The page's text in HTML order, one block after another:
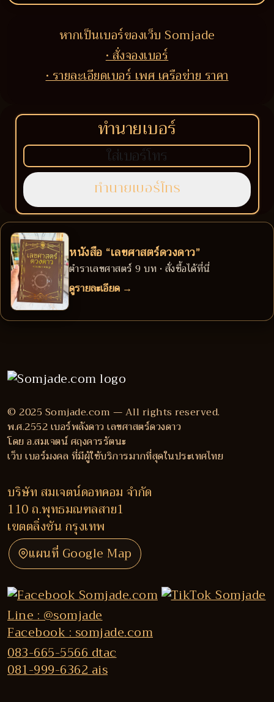
หากเป็นเบอร์ของเว็บ Somjade
• สั่งจองเบอร์
• รายละเอียดเบอร์ เพศ เครือข่าย ราคา
ทำนายเบอร์
หนังสือ “เลขศาสตร์ดวงดาว”
ตำราเลขศาสตร์ 9 บท • สั่งซื้อได้ที่นี่
ดูรายละเอียด →
© 2025 Somjade.com — All rights reserved.
พ.ศ.2552 เบอร์พลังดาว เลขศาสตร์ดวงดาว
โดย อ.สมเจตน์ ศฤงคารรัตนะ
เว็บ เบอร์มงคล ที่มีผู้ใช้บริการมากที่สุดในประเทศไทย
บริษัท สมเจตน์ดอทคอม จำกัด
110 ถ.พุทธมณฑลสาย1
เขตตลิ่งชัน กรุงเทพ
แผนที่ Google Map
Line : @somjade
Facebook : somjade.com
083-665-5566 dtac
081-999-6362 ais